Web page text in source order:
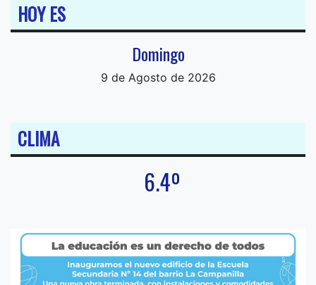
HOY ES
Domingo
9 de Agosto de 2026
CLIMA
6.4º